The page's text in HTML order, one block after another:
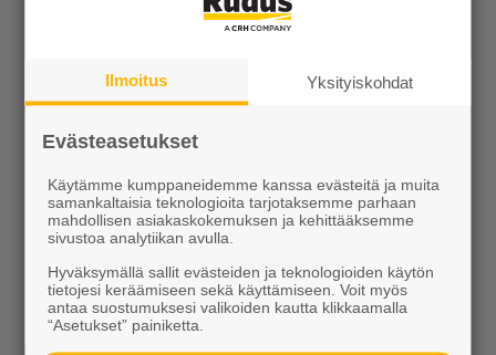
Astioissa voi käyttää kastelujärjestelmiä. Vaasi-
riittävän painavia ja vakaita, jotta ne eivät kaadu tai
liiku helposti ulkoisten tekijöiden vaikutuksesta.
Värivaihtoehtoina Vaasi-astioissa ovat betonin
astioissa on paikat kierreankkureiden kiinnitykselle
astioiden nostamista ja liikuttelua varten.
Vaasi-astiat toimitetaan kuormalavoilla.
Koot ja tilavuus
Ilmoitus Yksityiskohdat
Evästeasetukset
Käytämme kumppaneidemme kanssa evästeitä ja muita
samankaltaisia teknologioita tarjotaksemme parhaan
mahdollisen asiakaskokemuksen ja kehittääksemme
sivustoa analytiikan avulla.
Hyväksymällä sallit evästeiden ja teknologioiden käytön
tietojesi keräämiseen sekä käyttämiseen. Voit myös
antaa suostumuksesi valikoiden kautta klikkaamalla
“Asetukset” painiketta.